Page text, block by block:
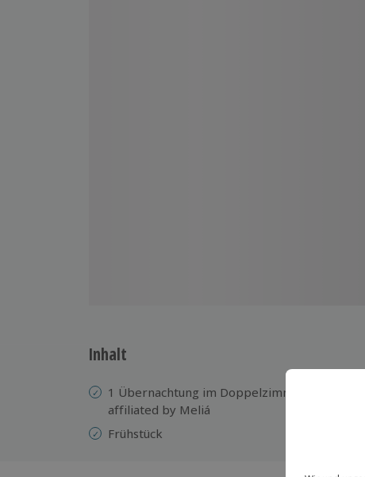
Inhalt
1 Übernachtung im Doppelzimmer im 4*
affiliated by Meliá
Frühstück